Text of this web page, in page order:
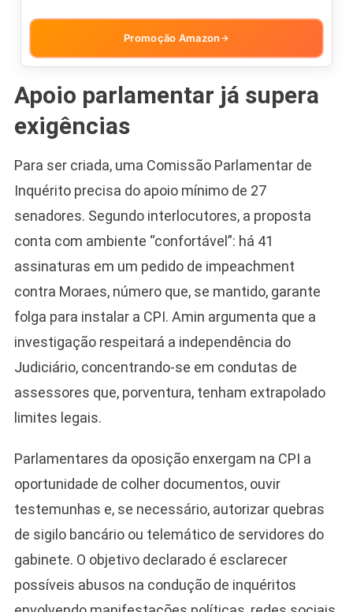
Promoção Amazon →
Apoio parlamentar já supera
exigências
Para ser criada, uma Comissão Parlamentar de
Inquérito precisa do apoio mínimo de 27
senadores. Segundo interlocutores, a proposta
conta com ambiente “confortável”: há 41
assinaturas em um pedido de impeachment
contra Moraes, número que, se mantido, garante
folga para instalar a CPI. Amin argumenta que a
investigação respeitará a independência do
Judiciário, concentrando-se em condutas de
assessores que, porventura, tenham extrapolado
limites legais.
Parlamentares da oposição enxergam na CPI a
oportunidade de colher documentos, ouvir
testemunhas e, se necessário, autorizar quebras
de sigilo bancário ou telemático de servidores do
gabinete. O objetivo declarado é esclarecer
possíveis abusos na condução de inquéritos